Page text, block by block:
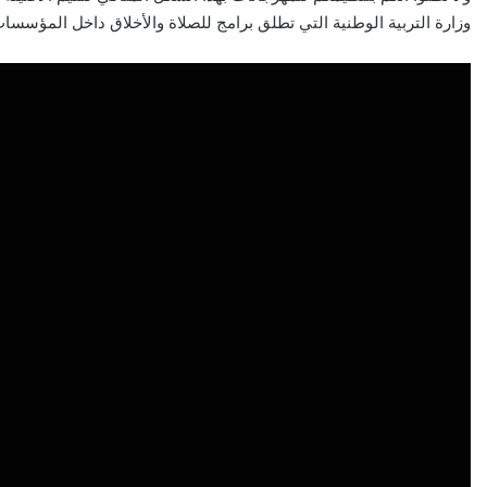
وزارة التربية الوطنية التي تطلق برامج للصلاة والأخلاق داخل